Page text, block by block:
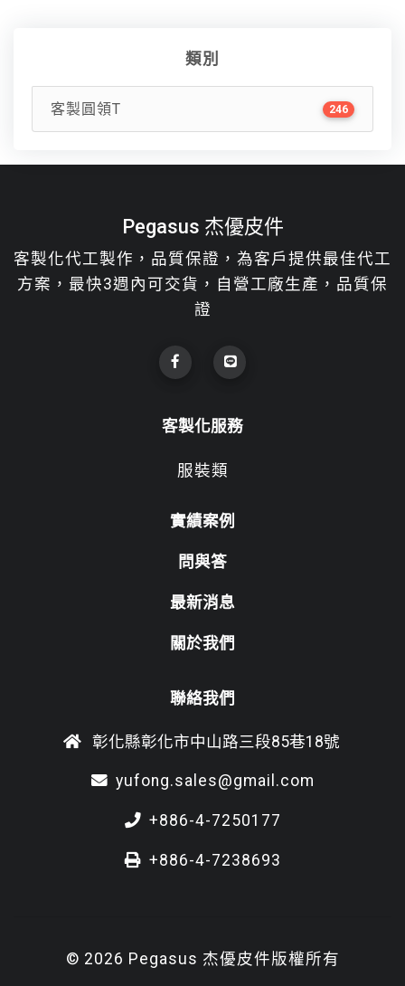
類別
客製圓領T 246
Pegasus 杰優皮件
客製化代工製作，品質保證，為客戶提供最佳代工
方案，最快3週內可交貨，自營工廠生產，品質保
證
客製化服務
服裝類
實績案例
問與答
最新消息
關於我們
聯絡我們
彰化縣彰化市中山路三段85巷18號
yufong.sales@gmail.com
+886-4-7250177
+886-4-7238693
© 2026 Pegasus 杰優皮件版權所有